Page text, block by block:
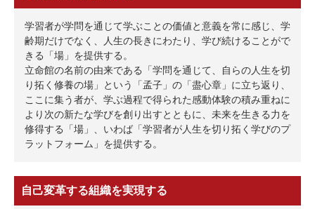
学習者が学問を通じて学ぶことの価値と意義を常に感じ、学
齢期だけでなく、⼈⽣の⻑きにわたり、学び続けることがで
きる「場」を提供する。
⽴命館の名前の由来である「学問を通じて、⾃らの⼈⽣を切
り拓く修養の場」という「孟⼦」の「盡⼼章」に⽴ち返り、
ここに集う者が、学ぶ過程で得られた感動体験の積み重ねに
より次の新たな学びを創り出すとともに、未来を⽣きる⼒を
修得する「場」、いわば「学習者が⼈⽣を切り拓く学びのプ
ラットフォーム」を提供する。
⾃⼰変⾰する組織を実現する